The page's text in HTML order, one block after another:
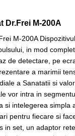
Dr.Frei M-200A
M-200A
in mod
de detectare, pe
a marimii
a Sanatatii si
vor intra in
si intelegerea simpla
pentru fiecare si
in set, un adaptor